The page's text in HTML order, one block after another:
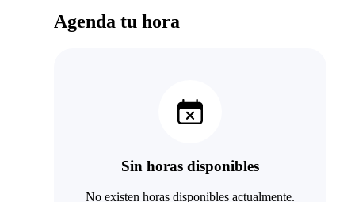
Agenda tu hora
Sin horas disponibles
No existen horas disponibles actualmente.